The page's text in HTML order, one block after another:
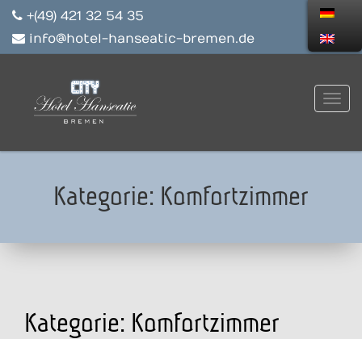
+(49) 421 32 54 35
info@hotel-hanseatic-bremen.de
Kategorie: Komfortzimmer
Kategorie: Komfortzimmer